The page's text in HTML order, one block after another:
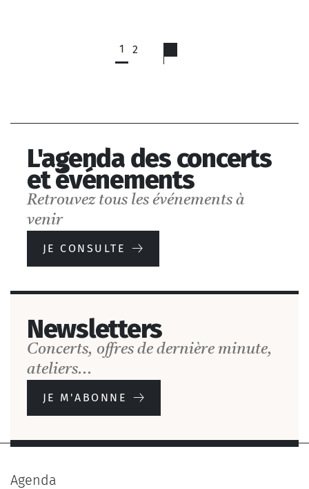
1 2
L'agenda des concerts
et événements
Retrouvez tous les événements à
venir
JE CONSULTE
Newsletters
Concerts, offres de dernière minute,
ateliers...
JE M'ABONNE
Agenda